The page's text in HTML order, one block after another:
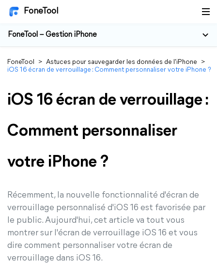
FoneTool
FoneTool – Gestion iPhone
FoneTool > Astuces pour sauvegarder les données de l'iPhone
>
iOS 16 écran de verrouillage : Comment personnaliser votre iPhone ?
iOS 16 écran de verrouillage :
Comment personnaliser
votre iPhone ?
Récemment, la nouvelle fonctionnalité d'écran de
verrouillage personnalisé d'iOS 16 est favorisée par
le public. Aujourd'hui, cet article va tout vous
montrer sur l'écran de verrouillage iOS 16 et vous
dire comment personnaliser votre écran de
verrouillage dans iOS 16.